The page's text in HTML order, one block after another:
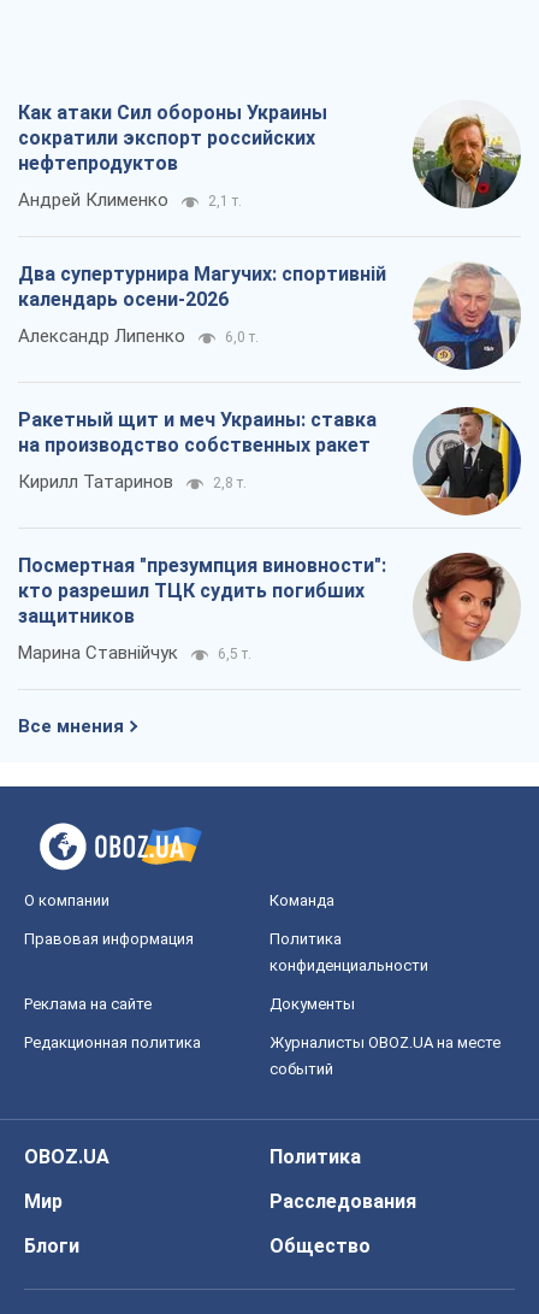
Как атаки Сил обороны Украины
сократили экспорт российских
нефтепродуктов
Андрей Клименко 2,1 т.
Два супертурнира Магучих: спортивній
календарь осени-2026
Александр Липенко 6,0 т.
Ракетный щит и меч Украины: ставка
на производство собственных ракет
Кирилл Татаринов 2,8 т.
Посмертная "презумпция виновности":
кто разрешил ТЦК судить погибших
защитников
Марина Ставнійчук 6,5 т.
Все мнения
О компании Команда
Правовая информация
Политика
конфиденциальности
Реклама на сайте Документы
Редакционная политика
Журналисты OBOZ.UA на месте
событий
OBOZ.UA
Политика
Мир
Расследования
Блоги
Общество